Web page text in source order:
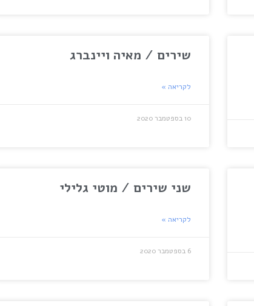
שירים / מאיה ויינברג
לקריאה »
10 בספטמבר 2020
שני שירים / מוטי גלילי
לקריאה »
6 בספטמבר 2020